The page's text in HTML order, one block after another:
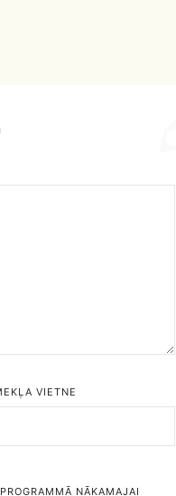
VIETNE
NĀKAMAJAI